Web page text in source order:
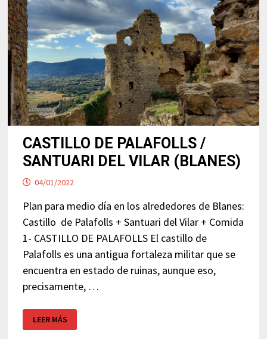
CASTILLO DE PALAFOLLS /
SANTUARI DEL VILAR (BLANES)
04/01/2022
Plan para medio día en los alrededores de Blanes:
Castillo de Palafolls + Santuari del Vilar + Comida
1- CASTILLO DE PALAFOLLS El castillo de
Palafolls es una antigua fortaleza militar que se
encuentra en estado de ruinas, aunque eso,
precisamente, …
CASTILLO
DE
PALAFOLLS
LEER MÁS